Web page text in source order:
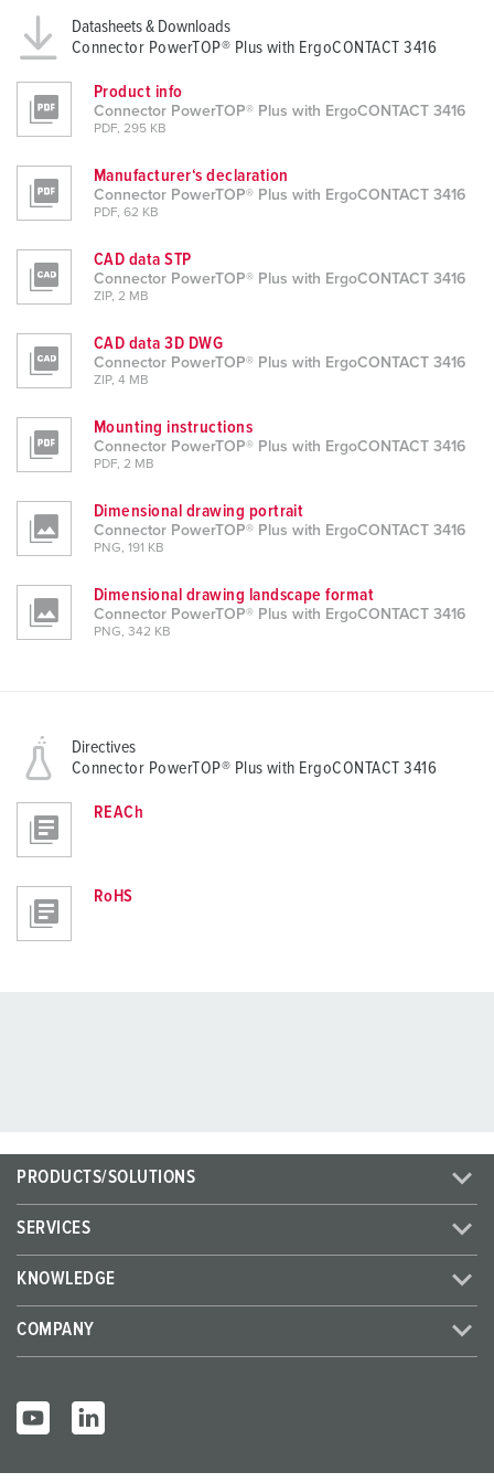
Datasheets & Downloads
Connector PowerTOP® Plus with ErgoCONTACT 3416
Product info
Connector PowerTOP® Plus with ErgoCONTACT 3416
PDF, 295 KB
Manufacturer‘s declaration
Connector PowerTOP® Plus with ErgoCONTACT 3416
PDF, 62 KB
CAD data STP
Connector PowerTOP® Plus with ErgoCONTACT 3416
ZIP, 2 MB
CAD data 3D DWG
Connector PowerTOP® Plus with ErgoCONTACT 3416
ZIP, 4 MB
Mounting instructions
Connector PowerTOP® Plus with ErgoCONTACT 3416
PDF, 2 MB
Dimensional drawing portrait
Connector PowerTOP® Plus with ErgoCONTACT 3416
PNG, 191 KB
Dimensional drawing landscape format
Connector PowerTOP® Plus with ErgoCONTACT 3416
PNG, 342 KB
Directives
Connector PowerTOP® Plus with ErgoCONTACT 3416
REACh
RoHS
PRODUCTS/SOLUTIONS
SERVICES
KNOWLEDGE
COMPANY